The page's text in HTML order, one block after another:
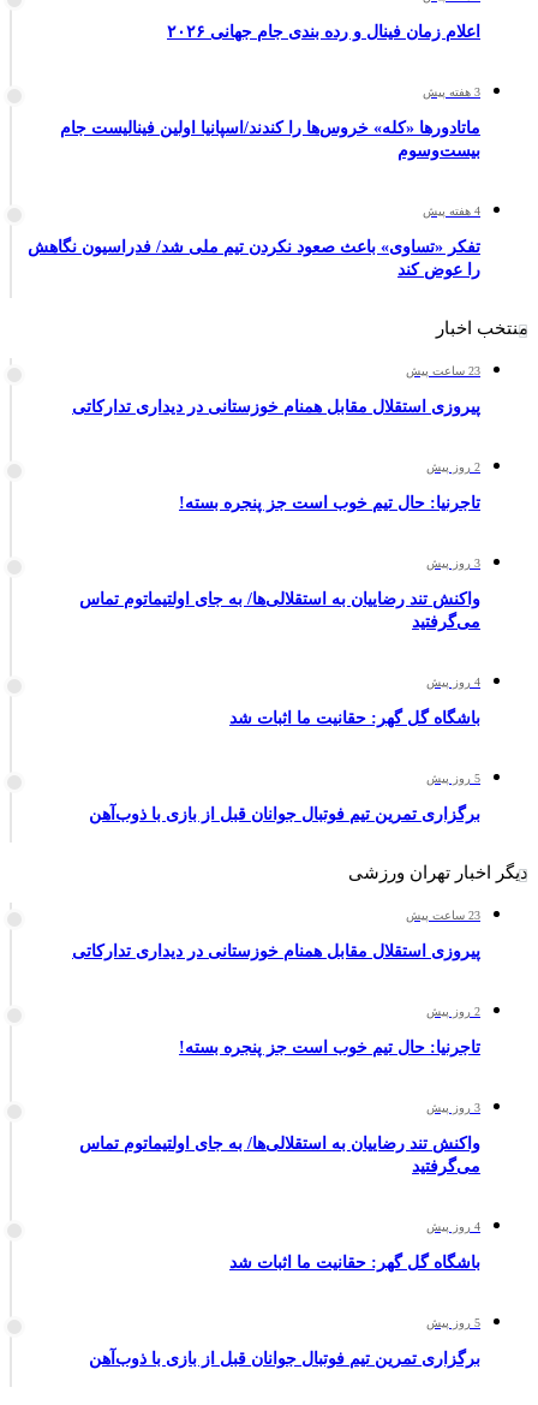
اعلام زمان فینال و رده بندی جام جهانی ۲۰۲۶
3 هفته پیش
ماتادورها «کله» خروس‌ها را کندند/اسپانیا اولین فینالیست جام
بیست‌وسوم
4 هفته پیش
تفکر «تساوی» باعث صعود نکردن تیم ملی شد/ فدراسیون نگاهش
را عوض کند
منتخب اخبار
23 ساعت پیش
پیروزی استقلال مقابل همنام خوزستانی در دیداری تدارکاتی
2 روز پیش
تاجرنیا: حال تیم خوب است جز پنجره بسته!
3 روز پیش
واکنش تند رضاییان به استقلالی‌ها/ به جای اولتیماتوم تماس
می‌گرفتید
4 روز پیش
باشگاه گل گهر: حقانیت ما اثبات شد
5 روز پیش
برگزاری تمرین تیم فوتبال جوانان قبل از بازی با ذوب‌آهن
دیگر اخبار تهران ورزشی
23 ساعت پیش
پیروزی استقلال مقابل همنام خوزستانی در دیداری تدارکاتی
2 روز پیش
تاجرنیا: حال تیم خوب است جز پنجره بسته!
3 روز پیش
واکنش تند رضاییان به استقلالی‌ها/ به جای اولتیماتوم تماس
می‌گرفتید
4 روز پیش
باشگاه گل گهر: حقانیت ما اثبات شد
5 روز پیش
برگزاری تمرین تیم فوتبال جوانان قبل از بازی با ذوب‌آهن